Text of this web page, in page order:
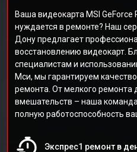
Ваша видеокарта MSI GeForce
нуждается в ремонте? Наш
Дону предлагает
восстановлению видеокарт.
специалистам и
Мси, мы гарантируем
ремонта. От мелкого ремонта
вмешательств – наша
полную работоспособность
Экспрес1 ремонт в